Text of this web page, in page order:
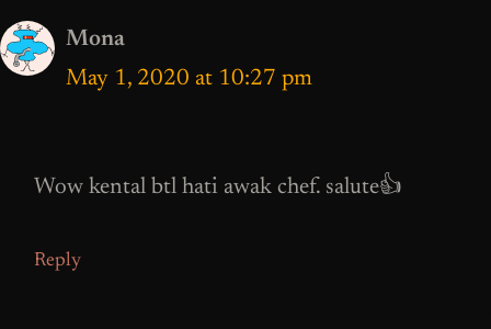
Mona
May 1, 2020 at 10:27 pm
Wow kental btl hati awak chef. salute👍
Reply